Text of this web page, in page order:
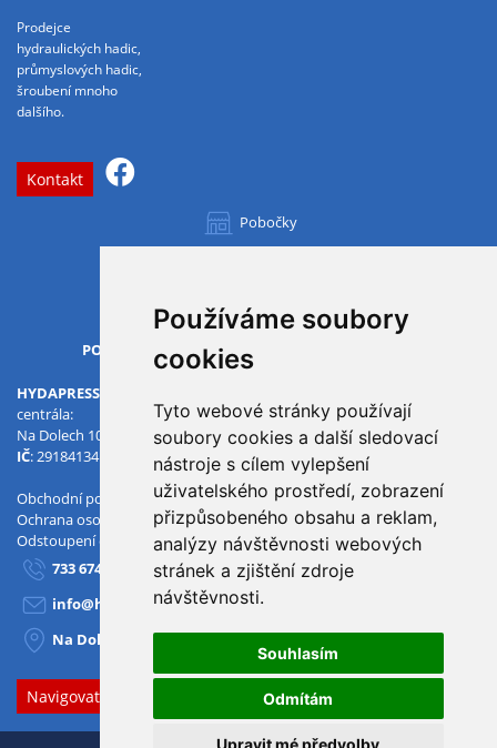
Používáme soubory
cookies
Tyto webové stránky používají
soubory cookies a další sledovací
nástroje s cílem vylepšení
uživatelského prostředí, zobrazení
přizpůsobeného obsahu a reklam,
analýzy návštěvnosti webových
stránek a zjištění zdroje
návštěvnosti.
Souhlasím
Odmítám
Upravit mé předvolby
Prodejce
hydraulických hadic,
průmyslových hadic,
šroubení mnoho
dalšího.
Kontakt
Pobočky
OTVÍRACÍ DOBA
PO-PÁ
HYDAPRESS CZ s.r.o.
centrála:
Na Dolech 109 586 01 Jihlava
IČ: 29184134 : CZ29184134
Obchodní podmínky
Ochrana osobních údajů
Odstoupení od smlouvy
733 674 293
info@hydapress.cz
Na Dolech 109, Jihlava
Navigovat sem